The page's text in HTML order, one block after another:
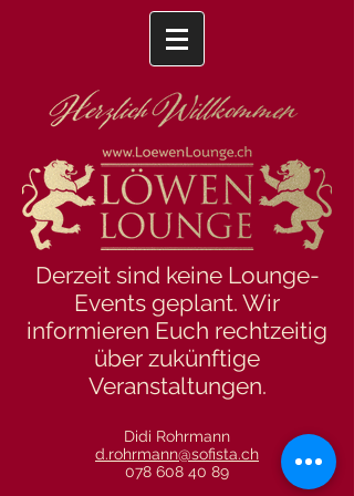
Derzeit sind keine Lounge-
Events geplant. Wir
informieren Euch rechtzeitig
über zukünftige
Veranstaltungen.
Didi Rohrmann
d.rohrmann@sofista.ch
078 608 40 89